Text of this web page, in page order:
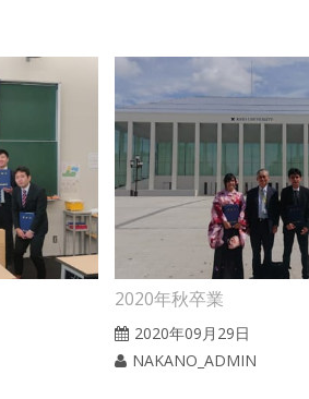
2020年秋卒業
2020年09月29日
NAKANO_ADMIN